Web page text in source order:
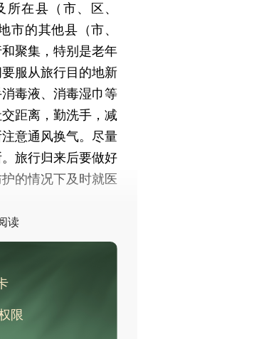
在县（市、区、
市的其他县（市、
聚集，特别是老年
服从旅行目的地新
毒液、消毒湿巾等
距离，勤洗手，减
意通风换气。尽量
旅行归来后要做好
的情况下及时就医
读
限